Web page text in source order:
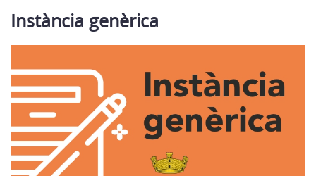
Instància genèrica